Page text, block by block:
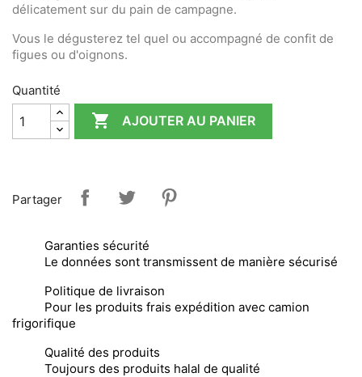
délicatement sur du pain de campagne.
Vous le dégusterez tel quel ou accompagné de confit de
figues ou d'oignons.
Quantité
 AJOUTER AU PANIER
Partager
Garanties sécurité
Le données sont transmissent de manière sécurisé
Politique de livraison
Pour les produits frais expédition avec camion
frigorifique
Qualité des produits
Toujours des produits halal de qualité